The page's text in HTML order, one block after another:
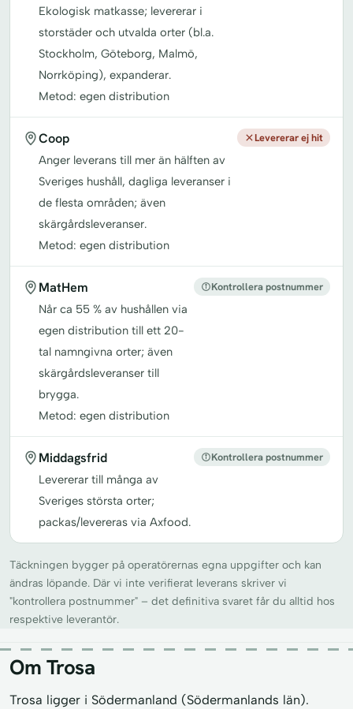
Ekologisk matkasse; levererar i
storstäder och utvalda orter (bl.a.
Stockholm, Göteborg, Malmö,
Norrköping), expanderar.
Metod: egen distribution
Coop
Anger leverans till mer än hälften av
Sveriges hushåll, dagliga leveranser i
de flesta områden; även
skärgårdsleveranser.
Metod: egen distribution
Levererar ej hit
MatHem
Når ca 55 % av hushållen via
egen distribution till ett 20-
tal namngivna orter; även
skärgårdsleveranser till
brygga.
Metod: egen distribution
Kontrollera postnummer
Middagsfrid
Levererar till många av
Sveriges största orter;
packas/levereras via Axfood.
Kontrollera postnummer
Täckningen bygger på operatörernas egna uppgifter och kan
ändras löpande. Där vi inte verifierat leverans skriver vi
"kontrollera postnummer" – det definitiva svaret får du alltid hos
respektive leverantör.
Om Trosa
Trosa ligger i Södermanland (Södermanlands län).